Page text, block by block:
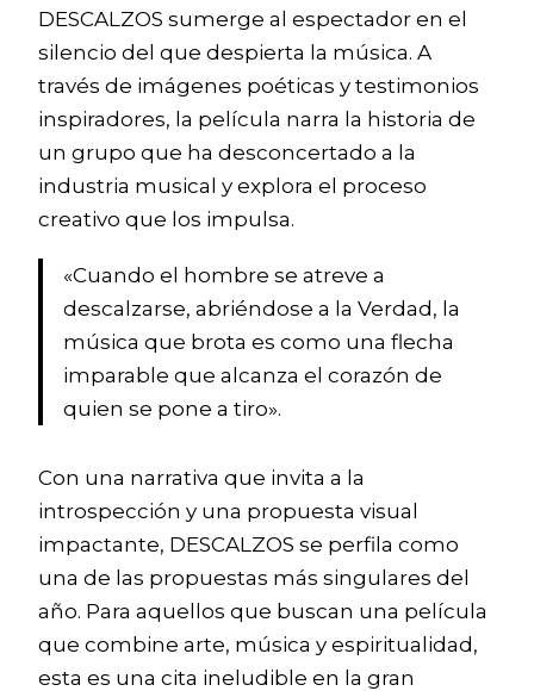
DESCALZOS sumerge al espectador en el
silencio del que despierta la música. A
través de imágenes poéticas y testimonios
inspiradores, la película narra la historia de
un grupo que ha desconcertado a la
industria musical y explora el proceso
creativo que los impulsa.
«Cuando el hombre se atreve a
descalzarse, abriéndose a la Verdad, la
música que brota es como una flecha
imparable que alcanza el corazón de
quien se pone a tiro».
Con una narrativa que invita a la
introspección y una propuesta visual
impactante, DESCALZOS se perfila como
una de las propuestas más singulares del
año. Para aquellos que buscan una película
que combine arte, música y espiritualidad,
esta es una cita ineludible en la gran